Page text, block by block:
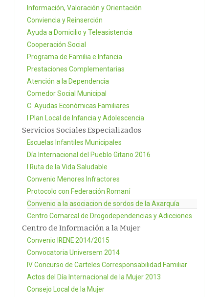
Información, Valoración y Orientación
Conviencia y Reinserción
Ayuda a Domicilio y Teleasistencia
Cooperación Social
Programa de Familia e Infancia
Prestaciones Complementarias
Atención a la Dependencia
Comedor Social Municipal
C. Ayudas Económicas Familiares
I Plan Local de Infancia y Adolescencia
Servicios Sociales Especializados
Escuelas Infantiles Municipales
Día Internacional del Pueblo Gitano 2016
I Ruta de la Vida Saludable
Convenio Menores Infractores
Protocolo con Federación Romaní
Convenio a la asociacion de sordos de la Axarquía
Centro Comarcal de Drogodependencias y Adicciones
Centro de Información a la Mujer
Convenio IRENE 2014/2015
Convocatoria Universem 2014
IV Concurso de Carteles Corresponsabilidad Familiar
Actos del Día Internacional de la Mujer 2013
Consejo Local de la Mujer